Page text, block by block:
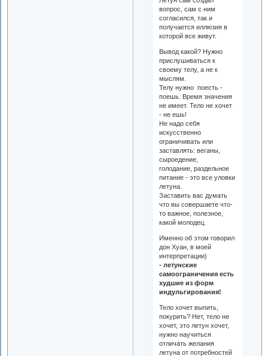
вопрос, сам с ним
согласился, так и
получается иллюзия в
которой все живут.
Вывод какой? Нужно
прислушиваться к
своему телу, а не к
мыслям.
Телу нужно поесть -
поешь. Время значения
не имеет. Тело не хочет
- не ешь!
Не надо себя
искусственно
ограничивать или
заставлять: веганы,
сыроедение,
голодание, раздельное
питание - это все уловки
летуна.
Заставить вас думать
что вы совершаете что-
то важное, полезное,
какой молодец.
Именно об этом говорил
дон Хуан, в моей
интерпретации)
- летунские
самоограничения есть
худшие из форм
индульгирования!
Тело хочет выпить,
покурить? Нет, тело не
хочет, это летун хочет,
нужно научиться
отличать желания
летуна от потребностей